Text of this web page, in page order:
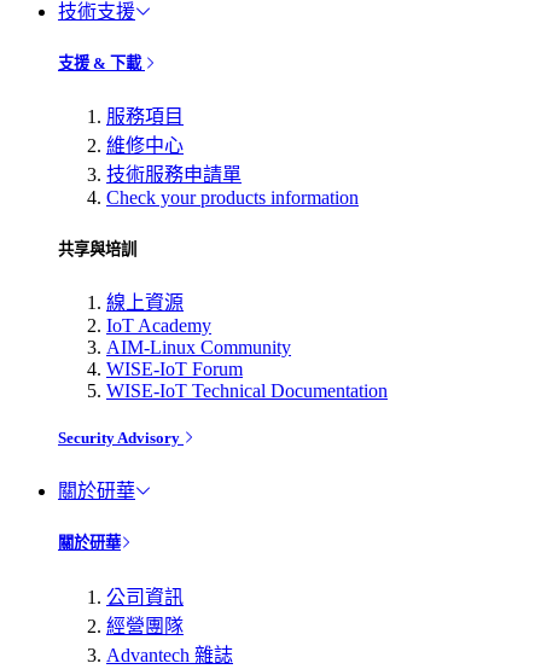
技術支援
支援 & 下載
服務項目
維修中心
技術服務申請單
Check your products information
共享與培訓
線上資源
IoT Academy
AIM-Linux Community
WISE-IoT Forum
WISE-IoT Technical Documentation
Security Advisory
關於研華
關於研華
公司資訊
經營團隊
Advantech 雜誌